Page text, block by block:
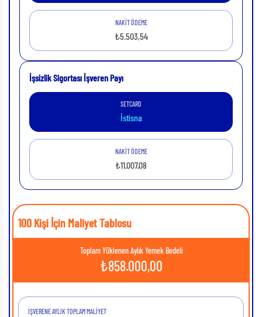
NAKİT ÖDEME
₺5.503,54
İşsizlik Sigortası İşveren Payı
SETCARD
İstisna
NAKİT ÖDEME
₺11.007,08
100 Kişi İçin Maliyet Tablosu
Toplam Yüklenen Aylık Yemek Bedeli
₺858.000,00
İŞVERENE AYLIK TOPLAM MALIYET